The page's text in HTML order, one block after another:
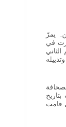
يمرّ
في
الصحافة
قامت